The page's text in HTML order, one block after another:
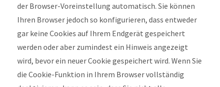
der Browser-Voreinstellung automatisch. Sie können
Ihren Browser jedoch so konfigurieren, dass entweder
gar keine Cookies auf Ihrem Endgerät gespeichert
werden oder aber zumindest ein Hinweis angezeigt
wird, bevor ein neuer Cookie gespeichert wird. Wenn Sie
die Cookie-Funktion in Ihrem Browser vollständig